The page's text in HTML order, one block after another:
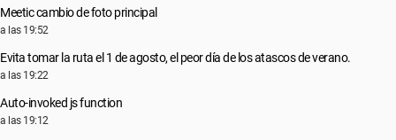
Meetic cambio de foto principal
a las 19:52
Evita tomar la ruta el 1 de agosto, el peor día de los atascos de verano.
a las 19:22
Auto-invoked js function
a las 19:12